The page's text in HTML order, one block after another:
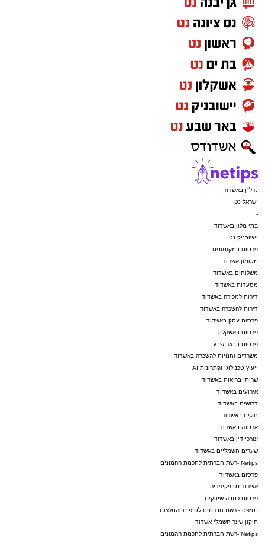
נדל"ן באשדוד
ישראל נט
-
בתי מלון באשדוד
יישובניק נט
פרסום במקומונים
מקומון אשדוד
משלוחים באשדוד
מסעדות באשדוד
דירות למכירה באשדוד
דירות להשכרה באשדוד
פרסום עסק באשדוד
פרסום באשקלון
פרסום בבאר שבע
משרדים וחנויות להשכרה באשדוד
ייעוץ טכנולוגי ופתרונות AI
שרותי בריאות באשדוד
אירועים באשדוד
דרושים באשדוד
חוגים באשדוד
ארנונה באשדוד
עורכי דין באשדוד
שערים חשמליים באשדוד
Netips -רשת חברתית לחכמת ההמונים
פרסום באשדוד
אשדוד נט ויקיפדיה
פרסום כתבה שיווקית
נטיפס - רשת חברתית לטיפים והמלצות
תיקון שער חשמלי אשדוד
Netips -רשת חברתית לחכמת ההמונים